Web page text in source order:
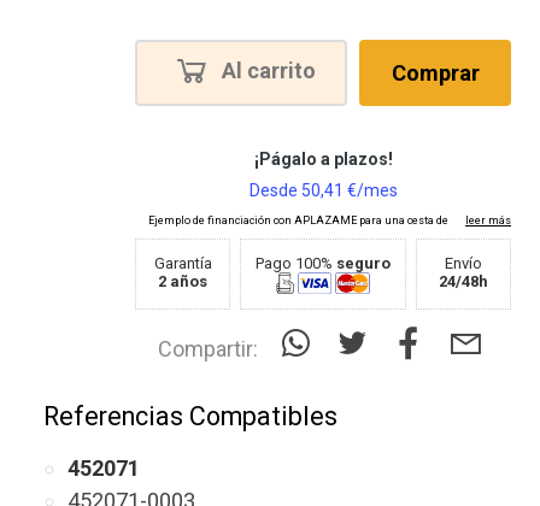
Al carrito Comprar
Garantía
2 años
Pago 100% seguro
Envío
24/48h
Compartir:
Referencias Compatibles
452071
452071-0003